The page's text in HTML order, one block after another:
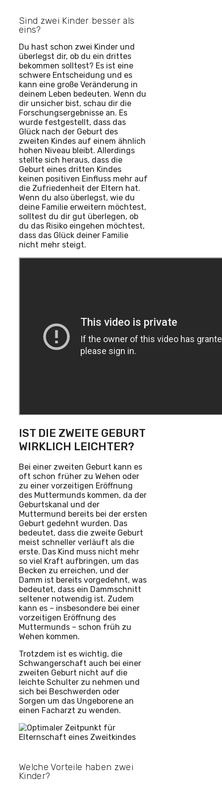
Sind zwei Kinder besser als
eins?
Du hast schon zwei Kinder und
überlegst dir, ob du ein drittes
bekommen solltest? Es ist eine
schwere Entscheidung und es
kann eine große Veränderung in
deinem Leben bedeuten. Wenn du
dir unsicher bist, schau dir die
Forschungsergebnisse an. Es
wurde festgestellt, dass das
Glück nach der Geburt des
zweiten Kindes auf einem ähnlich
hohen Niveau bleibt. Allerdings
stellte sich heraus, dass die
Geburt eines dritten Kindes
keinen positiven Einfluss mehr auf
die Zufriedenheit der Eltern hat.
Wenn du also überlegst, wie du
deine Familie erweitern möchtest,
solltest du dir gut überlegen, ob
du das Risiko eingehen möchtest,
dass das Glück deiner Familie
nicht mehr steigt.
IST DIE ZWEITE GEBURT
WIRKLICH LEICHTER?
Bei einer zweiten Geburt kann es
oft schon früher zu Wehen oder
zu einer vorzeitigen Eröffnung
des Muttermunds kommen, da der
Geburtskanal und der
Muttermund bereits bei der ersten
Geburt gedehnt wurden. Das
bedeutet, dass die zweite Geburt
meist schneller verläuft als die
erste. Das Kind muss nicht mehr
so viel Kraft aufbringen, um das
Becken zu erreichen, und der
Damm ist bereits vorgedehnt, was
bedeutet, dass ein Dammschnitt
seltener notwendig ist. Zudem
kann es – insbesondere bei einer
vorzeitigen Eröffnung des
Muttermunds – schon früh zu
Wehen kommen.
Trotzdem ist es wichtig, die
Schwangerschaft auch bei einer
zweiten Geburt nicht auf die
leichte Schulter zu nehmen und
sich bei Beschwerden oder
Sorgen um das Ungeborene an
einen Facharzt zu wenden.
Welche Vorteile haben zwei
Kinder?